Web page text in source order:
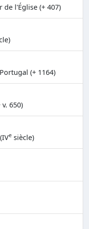
l'Église (+ 407)
(+ 1164)
650)
e siècle)